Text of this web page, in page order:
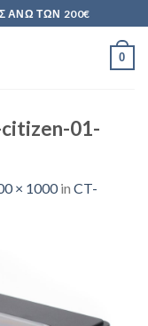
ΆΝΩ ΤΩΝ 200€
0
01-
× 1000in CT-